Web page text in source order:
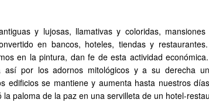
y lujosas, llamativas y coloridas,
en bancos, hoteles, tiendas y
en la pintura, dan fe de esta actividad
así por los adornos mitológicos y a su derecha
edificios se mantiene y aumenta hasta nuestros
la paloma de la paz en una servilleta de un hotel-